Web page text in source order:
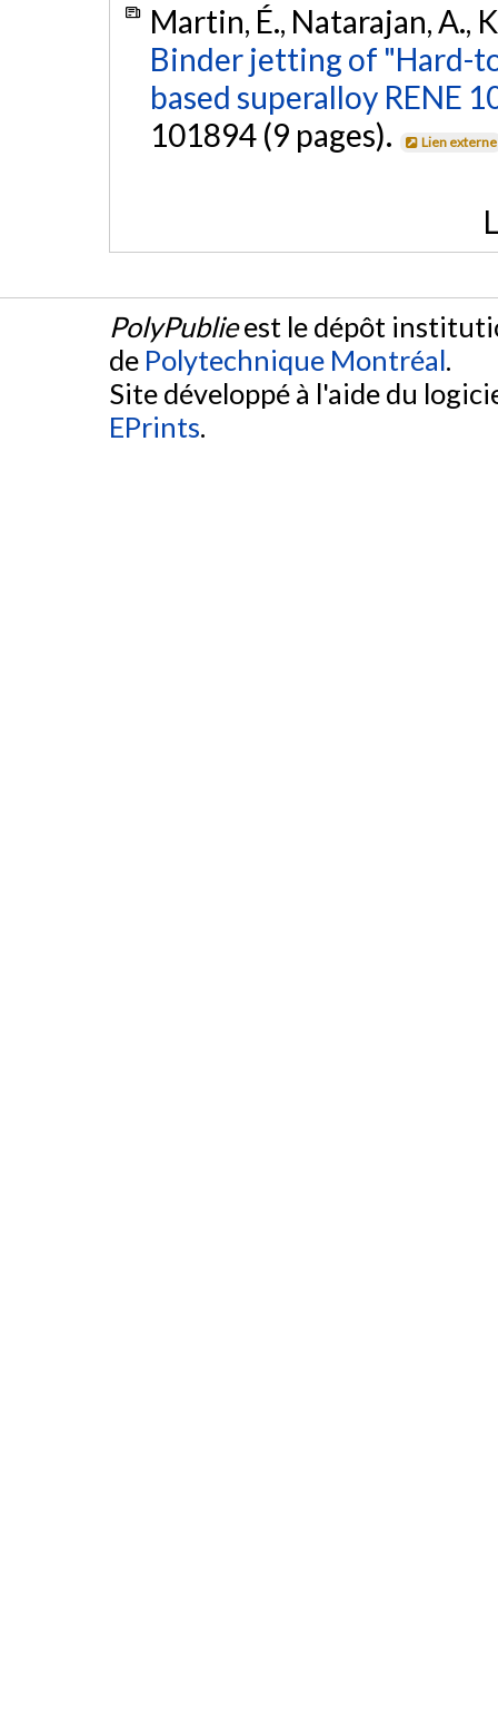
Martin, É., Natarajan, A.,
Binder jetting of "Hard-
based superalloy RENE
101894 (9 pages).
Lien externe
PolyPublieest le dépôt
de Polytechnique Montréal.
Site développé à l'aide du
EPrints.